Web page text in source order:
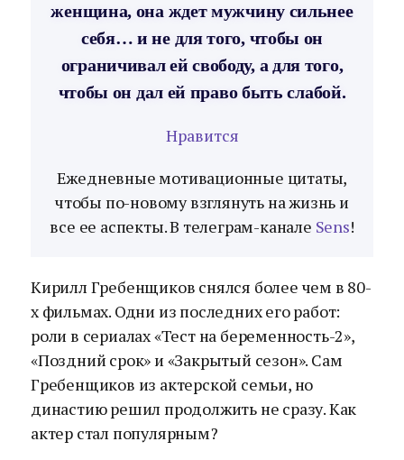
женщина, она ждет мужчину сильнее
себя… и не для того, чтобы он
ограничивал ей свободу, а для того,
чтобы он дал ей право быть слабой.
Нравится
Ежедневные мотивационные цитаты,
чтобы по-новому взглянуть на жизнь и
все ее аспекты. В телеграм-канале Sens!
Кирилл Гребенщиков снялся более чем в 80-
х фильмах. Одни из последних его работ:
роли в сериалах «Тест на беременность-2»,
«Поздний срок» и «Закрытый сезон». Сам
Гребенщиков из актерской семьи, но
династию решил продолжить не сразу. Как
актер стал популярным?